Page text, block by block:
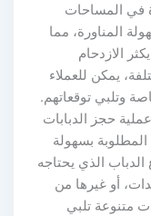
المساحات
المناورة، مما
الازدحام
يمكن للعملاء
وتلبي توقعاتهم.
حجز الدبابات
بسهولة
الذي يحتاجه
أو غيرها من
متنوعة تلبي